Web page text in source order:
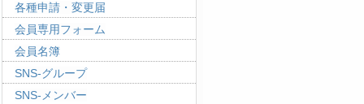
各種申請・変更届
会員専用フォーム
会員名簿
SNS-グループ
SNS-メンバー